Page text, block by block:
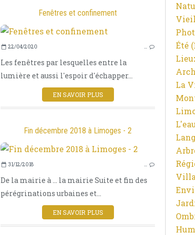
OMBRES ET LUMIÈRES
Fenêtres et confinement
22/04/2020 …
Les fenêtres par lesquelles entre la
lumière et aussi l'espoir d'échapper...
EN SAVOIR PLUS
LA VILLE
LIMOUSIN
NOUVELLE AQUITAINE
VIEILLES PIERRES
HIVER
Fin décembre 2018 à Limoges - 2
31/12/2018 …
De la mairie à ... la mairie Suite et fin des
pérégrinations urbaines et...
EN SAVOIR PLUS
NOËL
OMBRES ET LUMIÈRES
LIMOUSIN
Été
La